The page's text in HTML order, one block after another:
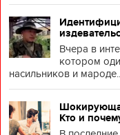
Вчера в
котором
насильников и
Кто и